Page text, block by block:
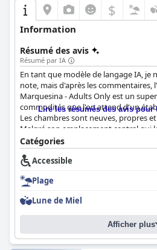
$
Information
Résumé des avis
Résumé par IA
En tant que modèle de langage IA, je
note, mais d'après les commentaires,
Marquesina - Adults Only est un
commodités que l'on attend d'un
Les chambres sont neuves, propres
Malgré son emplacement central qui
nombreux clients s'accordent à dire
C'est un endroit confortable et
soit pour une escapade romantique
La Marquesina - Adults Only est un
qui recherchent une expérience
Lire les résumés des avis pour
Catégories
Accessible
Plage
Lune de Miel
Afficher plus